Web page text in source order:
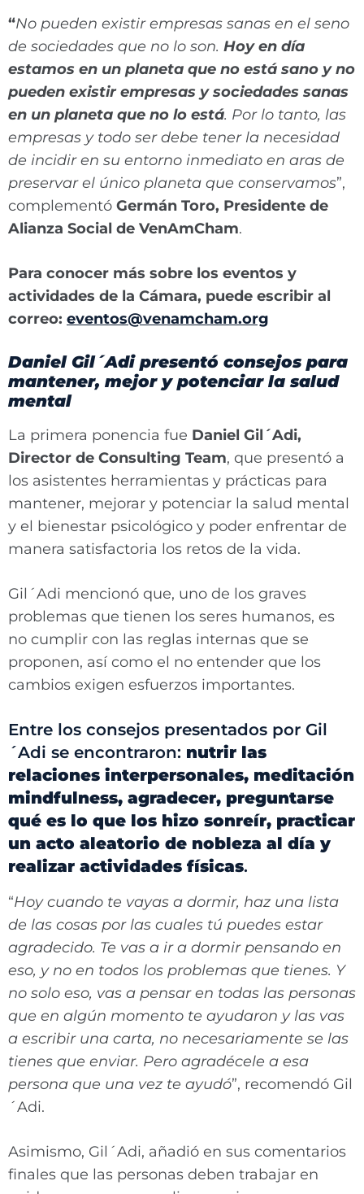
“No pueden existir empresas sanas en el seno
de sociedades que no lo son. Hoy en día
estamos en un planeta que no está sano y no
pueden existir empresas y sociedades sanas
en un planeta que no lo está. Por lo tanto, las
empresas y todo ser debe tener la necesidad
de incidir en su entorno inmediato en aras de
preservar el único planeta que conservamos”,
complementó Germán Toro, Presidente de
Alianza Social de VenAmCham.
Para conocer más sobre los eventos y
actividades de la Cámara, puede escribir al
correo: eventos@venamcham.org
Daniel Gil´Adi presentó consejos para
mantener, mejor y potenciar la salud
mental
La primera ponencia fue Daniel Gil´Adi,
Director de Consulting Team, que presentó a
los asistentes herramientas y prácticas para
mantener, mejorar y potenciar la salud mental
y el bienestar psicológico y poder enfrentar de
manera satisfactoria los retos de la vida.
Gil´Adi mencionó que, uno de los graves
problemas que tienen los seres humanos, es
no cumplir con las reglas internas que se
proponen, así como el no entender que los
cambios exigen esfuerzos importantes.
Entre los consejos presentados por Gil
´Adi se encontraron: nutrir las
relaciones interpersonales, meditación
mindfulness, agradecer, preguntarse
qué es lo que los hizo sonreír, practicar
un acto aleatorio de nobleza al día y
realizar actividades físicas.
“Hoy cuando te vayas a dormir, haz una lista
de las cosas por las cuales tú puedes estar
agradecido. Te vas a ir a dormir pensando en
eso, y no en todos los problemas que tienes. Y
no solo eso, vas a pensar en todas las personas
que en algún momento te ayudaron y las vas
a escribir una carta, no necesariamente se las
tienes que enviar. Pero agradécele a esa
persona que una vez te ayudó”, recomendó Gil
´Adi.
Asimismo, Gil´Adi, añadió en sus comentarios
finales que las personas deben trabajar en